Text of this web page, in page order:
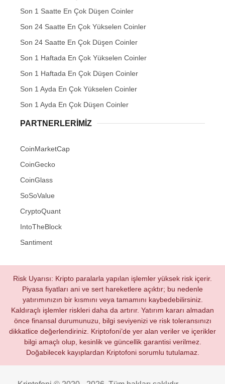
Son 1 Saatte En Çok Düşen Coinler
Son 24 Saatte En Çok Yükselen Coinler
Son 24 Saatte En Çok Düşen Coinler
Son 1 Haftada En Çok Yükselen Coinler
Son 1 Haftada En Çok Düşen Coinler
Son 1 Ayda En Çok Yükselen Coinler
Son 1 Ayda En Çok Düşen Coinler
PARTNERLERIMIZ
CoinMarketCap
CoinGecko
CoinGlass
SoSoValue
CryptoQuant
IntoTheBlock
Santiment
Risk Uyarısı: Kripto paralarla yapılan işlemler yüksek risk içerir.
Piyasa fiyatları ani ve sert hareketlere açıktır; bu nedenle
yatırımınızın bir kısmını veya tamamını kaybedebilirsiniz.
Kaldıraçlı işlemler riskleri daha da artırır. Yatırım kararı almadan
önce finansal durumunuzu, bilgi seviyenizi ve risk toleransınızı
dikkatlice değerlendiriniz. Kriptofoni’de yer alan veriler ve içerikler
bilgi amaçlı olup, kesinlik ve güncellik garantisi verilmez.
Doğabilecek kayıplardan Kriptofoni sorumlu tutulamaz.